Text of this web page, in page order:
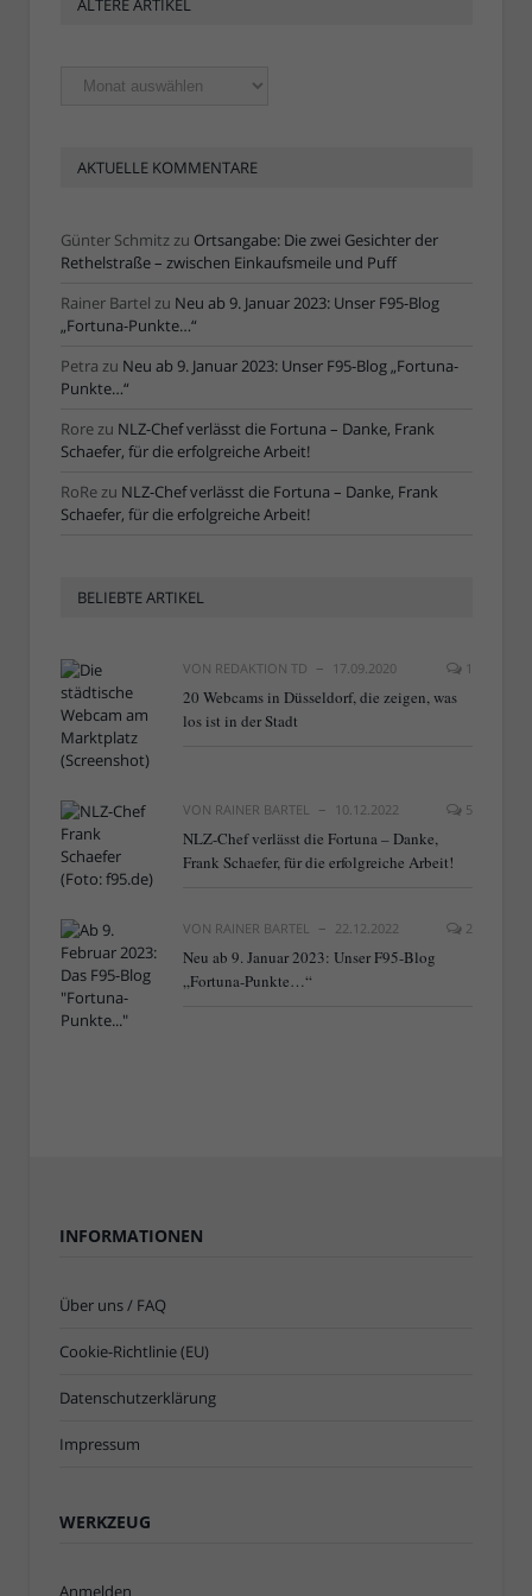
ÄLTERE ARTIKEL
Ältere
Artikel
AKTUELLE KOMMENTARE
Günter Schmitzzu Ortsangabe: Die zwei Gesichter der
Rethelstraße – zwischen Einkaufsmeile und Puff
Rainer Bartel zu Neu ab 9. Januar 2023: Unser F95-Blog
„Fortuna-Punkte…“
Petra zu Neu ab 9. Januar 2023: Unser F95-Blog „Fortuna-
Punkte…“
Rorezu NLZ-Chef verlässt die Fortuna – Danke, Frank
Schaefer, für die erfolgreiche Arbeit!
RoRezu NLZ-Chef verlässt die Fortuna – Danke, Frank
Schaefer, für die erfolgreiche Arbeit!
BELIEBTE ARTIKEL
VON REDAKTION TD 17.09.2020 1
20 Webcams in Düsseldorf, die zeigen, was
los ist in der Stadt
VON RAINER BARTEL 10.12.2022 5
NLZ-Chef verlässt die Fortuna – Danke,
Frank Schaefer, für die erfolgreiche Arbeit!
VON RAINER BARTEL 22.12.2022 2
Neu ab 9. Januar 2023: Unser F95-Blog
„Fortuna-Punkte…“
INFORMATIONEN
Über uns / FAQ
Cookie-Richtlinie (EU)
Datenschutzerklärung
Impressum
WERKZEUG
Anmelden